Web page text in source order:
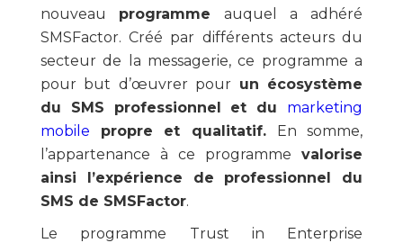
nouveau programme auquel a adhéré
SMSFactor. Créé par différents acteurs du
secteur de la messagerie, ce programme a
pour but d’œuvrer pour un écosystème
du SMS professionnel et du marketing
mobile propre et qualitatif. En somme,
l’appartenance à ce programme valorise
ainsi l’expérience de professionnel du
SMS de SMSFactor.
Le programme Trust in Enterprise